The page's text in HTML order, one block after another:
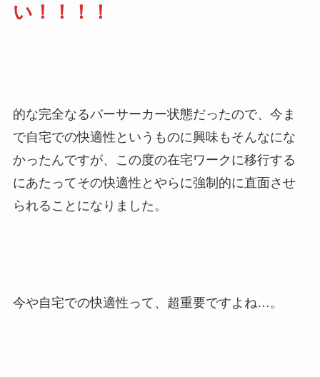
い！！！！
的な完全なるバーサーカー状態だったので、今ま
で自宅での快適性というものに興味もそんなにな
かったんですが、この度の在宅ワークに移行する
にあたってその快適性とやらに強制的に直面させ
られることになりました。
今や自宅での快適性って、超重要ですよね…。